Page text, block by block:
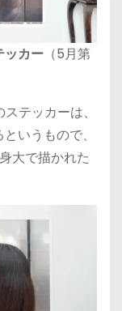
カー （5月第
テッカーは、
いうもので、
大で描かれた